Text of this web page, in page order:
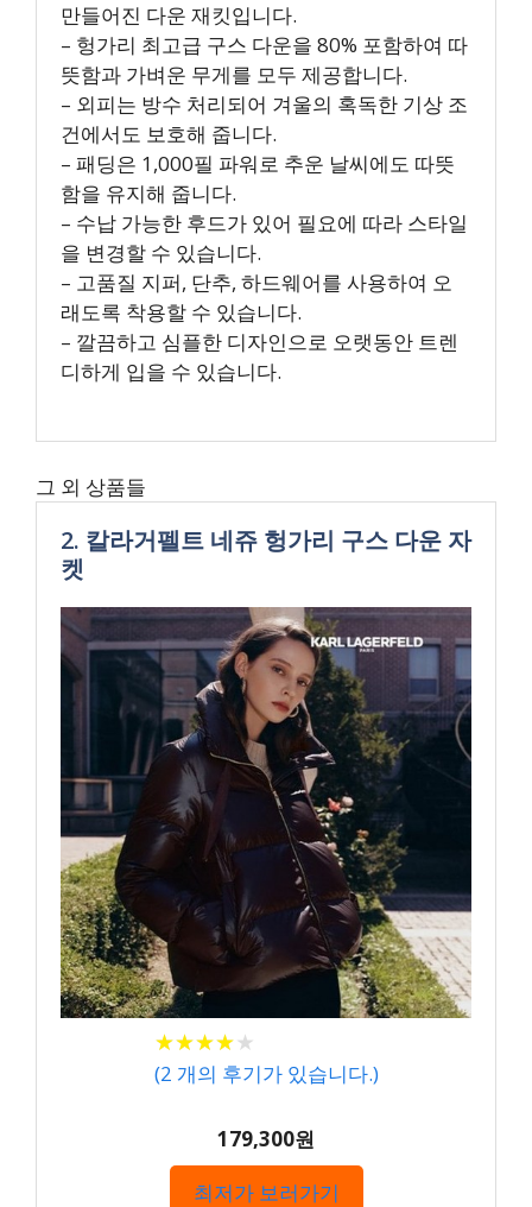
만들어진 다운 재킷입니다.
– 헝가리 최고급 구스 다운을 80% 포함하여 따
뜻함과 가벼운 무게를 모두 제공합니다.
– 외피는 방수 처리되어 겨울의 혹독한 기상 조
건에서도 보호해 줍니다.
– 패딩은 1,000필 파워로 추운 날씨에도 따뜻
함을 유지해 줍니다.
– 수납 가능한 후드가 있어 필요에 따라 스타일
을 변경할 수 있습니다.
– 고품질 지퍼, 단추, 하드웨어를 사용하여 오
래도록 착용할 수 있습니다.
– 깔끔하고 심플한 디자인으로 오랫동안 트렌
디하게 입을 수 있습니다.
그 외 상품들
2. 칼라거펠트 네쥬 헝가리 구스 다운 자
켓
★★★★★
★★★★★
(2 개의 후기가 있습니다.)
179,300원
최저가 보러가기